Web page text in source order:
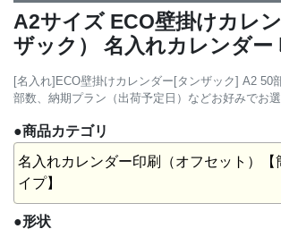
A2サイズ ECO壁掛けカレ
ザック） 名入れカレンダー
[名入れ]ECO壁掛けカレンダー[タンザック] A2 50
部数、納期プラン（出荷予定日）などお好みでお選
●商品カテゴリ
名入れカレンダー印刷（オフセット）【
イプ】
●形状